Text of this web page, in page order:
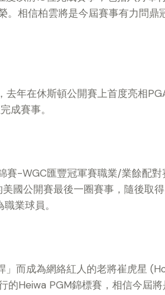
相信柏雲將是今屆賽事有力問鼎
年在休斯頓公開賽上首度亮相
成賽事。
賽-WGC匯豐冠軍賽職業/業餘配對
國公開賽最後一圈賽事，隨後取
業球員。
而成為網絡紅人的老將崔虎星
的Heiwa PGM錦標賽，相信今屆將